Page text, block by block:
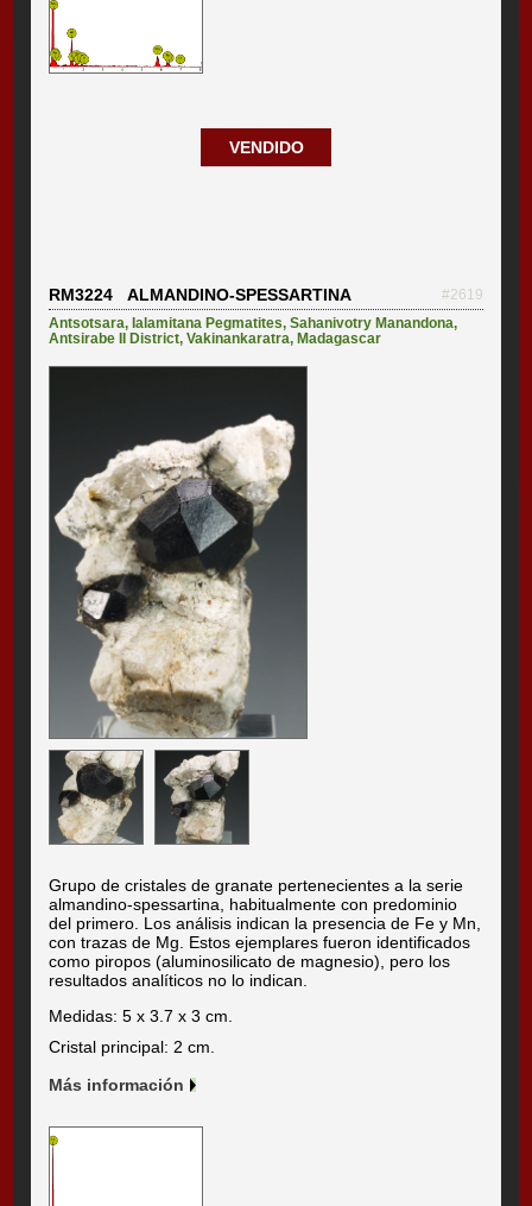
VENDIDO
RM3224 ALMANDINO-SPESSARTINA
#2619
Antsotsara, Ialamitana Pegmatites,Sahanivotry Manandona,
Antsirabe II District,Vakinankaratra, Madagascar
Grupo de cristales de granate pertenecientes a la serie
almandino-spessartina, habitualmente con predominio
del primero. Los análisis indican la presencia de Fe y Mn,
con trazas de Mg. Estos ejemplares fueron identificados
como piropos (aluminosilicato de magnesio), pero los
resultados analíticos no lo indican.
Medidas: 5 x 3.7 x 3 cm.
Cristal principal: 2 cm.
Más información